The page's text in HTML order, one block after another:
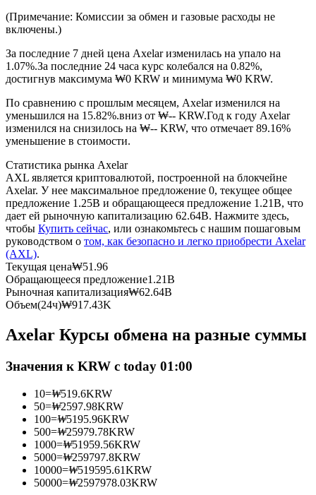
USDC фьючерсы
Фьючерсы с использованием USDC в качестве
Копирование торговли
Станьте копи-трейдером
(Примечание: Комиссии за обмен и газовые расходы не
включены.)
За последние 7 дней цена Axelar изменилась на упало на
1.07%.За последние 24 часа курс колебался на 0.82%,
достигнув максимума ₩0 KRW и минимума ₩0 KRW.
По сравнению с прошлым месяцем, Axelar изменился на
уменьшился на 15.82%.вниз от ₩-- KRW.Год к году Axelar
изменился на снизилось на ₩-- KRW, что отмечает 89.16%
уменьшение в стоимости.
Статистика рынка Axelar
AXL является криптовалютой, построенной на блокчейне
Axelar. У нее максимальное предложение 0, текущее общее
предложение 1.25B и обращающееся предложение 1.21B, что
дает ей рыночную капитализацию 62.64B. Нажмите здесь,
чтобы Купить сейчас, или ознакомьтесь с нашим пошаговым
руководством о том, как безопасно и легко приобрести Axelar
(AXL).
Текущая цена₩51.96
Обращающееся предложение1.21B
Рыночная капитализация₩62.64B
Объем(24ч)₩917.43K
Axelar Курсы обмена на разные суммы
Значения к KRW с today 01:00
10=₩519.6KRW
50=₩2597.98KRW
100=₩5195.96KRW
500=₩25979.78KRW
1000=₩51959.56KRW
5000=₩259797.8KRW
10000=₩519595.61KRW
50000=₩2597978.03KRW